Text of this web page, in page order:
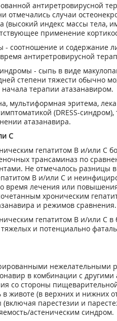
антиретровирусной
отмечались случаи
(высокий индекс массы тела,
применение
- соотношение и содержание
антиретровирусной
- сыпь в виде
степени тяжести обычно
терапии атазанавиром.
мультиформная эритема,
(DRESS-синдром),
атазанавира.
С
гепатитом В и/или С
трансаминаз по
Не отмечалось разницы
В и/или С и
время лечения или
хроническим
и режимов сравнения.
гепатитом В и/или С в
и потенциально
нежелательными
в комбинации с
со стороны
животе (в верхних и нижних
парестезии и
астеническим синдром.